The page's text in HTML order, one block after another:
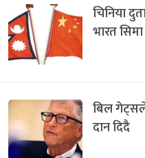
चिनिया
भारत
बिल गेट्सले
दान दिदै